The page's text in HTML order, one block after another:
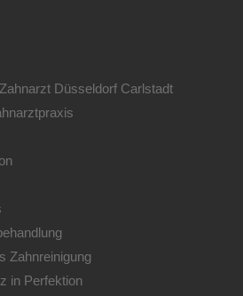
Düsseldorf Carlstadt
Zahnreinigung
in Perfektion